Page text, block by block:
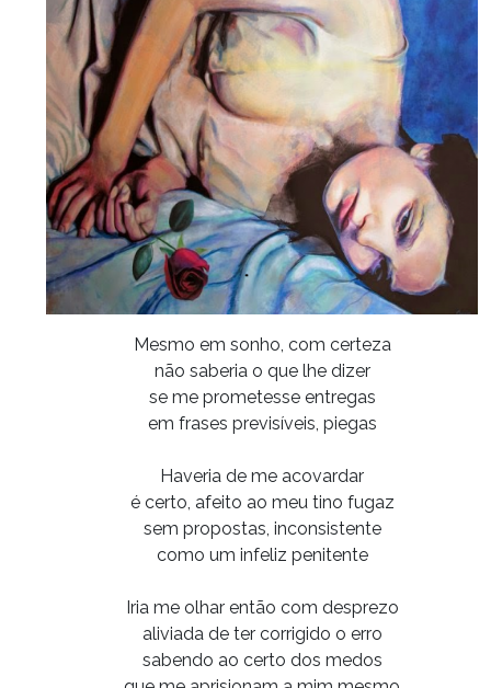
Mesmo em sonho, com certeza
não saberia o que lhe dizer
se me prometesse entregas
em frases previsíveis, piegas
Haveria de me acovardar
é certo, afeito ao meu tino fugaz
sem propostas, inconsistente
como um infeliz penitente
Iria me olhar então com desprezo
aliviada de ter corrigido o erro
sabendo ao certo dos medos